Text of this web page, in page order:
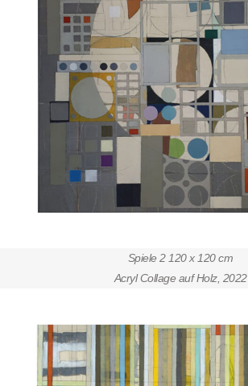
Spiele 2 120 x 120 cm
Acryl Collage auf Holz, 2022